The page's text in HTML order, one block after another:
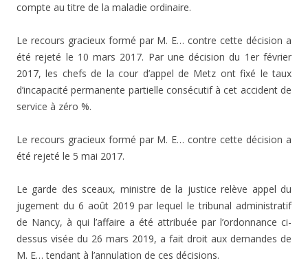
compte au titre de la maladie ordinaire.
Le recours gracieux formé par M. E… contre cette décision a
été rejeté le 10 mars 2017. Par une décision du 1er février
2017, les chefs de la cour d’appel de Metz ont fixé le taux
d’incapacité permanente partielle consécutif à cet accident de
service à zéro %.
Le recours gracieux formé par M. E… contre cette décision a
été rejeté le 5 mai 2017.
Le garde des sceaux, ministre de la justice relève appel du
jugement du 6 août 2019 par lequel le tribunal administratif
de Nancy, à qui l’affaire a été attribuée par l’ordonnance ci-
dessus visée du 26 mars 2019, a fait droit aux demandes de
M. E… tendant à l’annulation de ces décisions.